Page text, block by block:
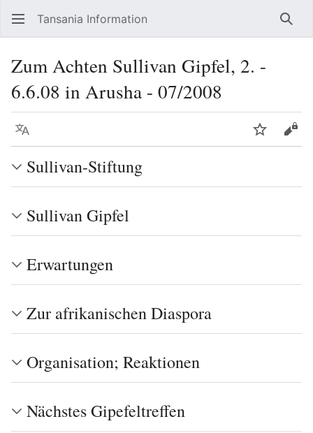
Tansania Information
Zum Achten Sullivan Gipfel, 2. -
6.6.08 in Arusha - 07/2008
Sprache
Sullivan-Stiftung
Sullivan Gipfel
Erwartungen
Zur afrikanischen Diaspora
Organisation; Reaktionen
Nächstes Gipefeltreffen